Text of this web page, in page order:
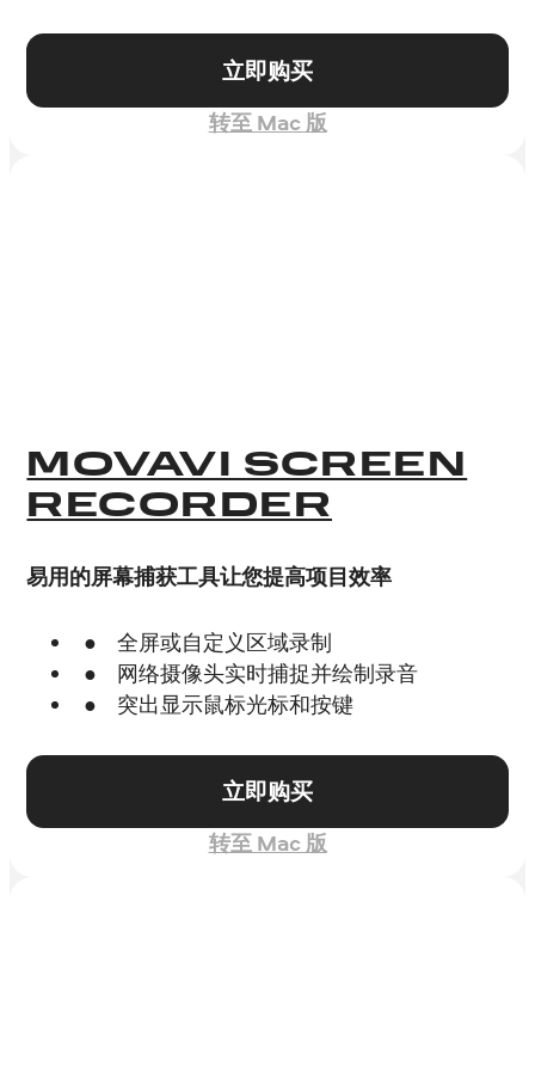
立即购买
转至 Mac 版
MOVAVI SCREEN
RECORDER
易用的屏幕捕获工具让您提高项目效率
全屏或自定义区域录制
网络摄像头实时捕捉并绘制录音
突出显示鼠标光标和按键
立即购买
转至 Mac 版